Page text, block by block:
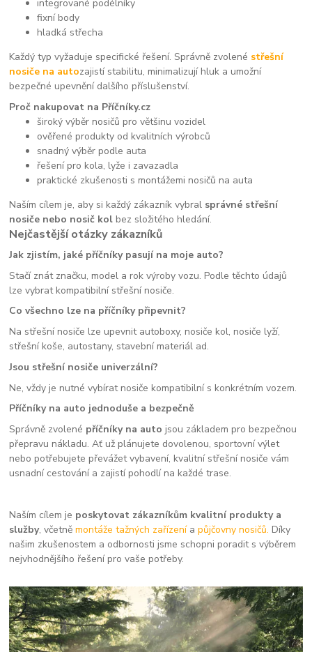
integrované podélníky
fixní body
hladká střecha
Každý typ vyžaduje specifické řešení. Správně zvolené střešní
nosiče na autozajistí stabilitu, minimalizují hluk a umožní
bezpečné upevnění dalšího příslušenství.
Proč nakupovat na Příčníky.cz
široký výběr nosičů pro většinu vozidel
ověřené produkty od kvalitních výrobců
snadný výběr podle auta
řešení pro kola, lyže i zavazadla
praktické zkušenosti s montážemi nosičů na auta
Naším cílem je, aby si každý zákazník vybral správné střešní
nosiče nebo nosič kol bez složitého hledání.
Nejčastější otázky zákazníků
Jak zjistím, jaké příčníky pasují na moje auto?
Stačí znát značku, model a rok výroby vozu. Podle těchto údajů
lze vybrat kompatibilní střešní nosiče.
Co všechno lze na příčníky připevnit?
Na střešní nosiče lze upevnit autoboxy, nosiče kol, nosiče lyží,
střešní koše, autostany, stavební materiál ad.
Jsou střešní nosiče univerzální?
Ne, vždy je nutné vybírat nosiče kompatibilní s konkrétním vozem.
Příčníky na auto jednoduše a bezpečně
Správně zvolené příčníky na auto jsou základem pro bezpečnou
přepravu nákladu. Ať už plánujete dovolenou, sportovní výlet
nebo potřebujete převážet vybavení, kvalitní střešní nosiče vám
usnadní cestování a zajistí pohodlí na každé trase.
Naším cílem je poskytovat zákazníkům kvalitní produkty a
služby, včetněmontáže tažných zařízení apůjčovny nosičů. Díky
našim zkušenostem a odbornosti jsme schopni poradit s výběrem
nejvhodnějšího řešení pro vaše potřeby.